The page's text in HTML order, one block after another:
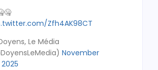
Zfh4AK98CT
Le Média
November